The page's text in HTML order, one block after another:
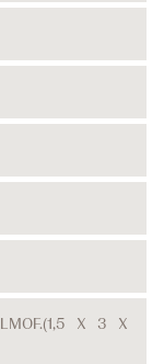
X 3 X